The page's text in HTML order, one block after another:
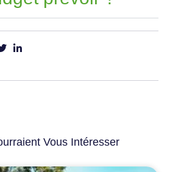
Vous Intéresser